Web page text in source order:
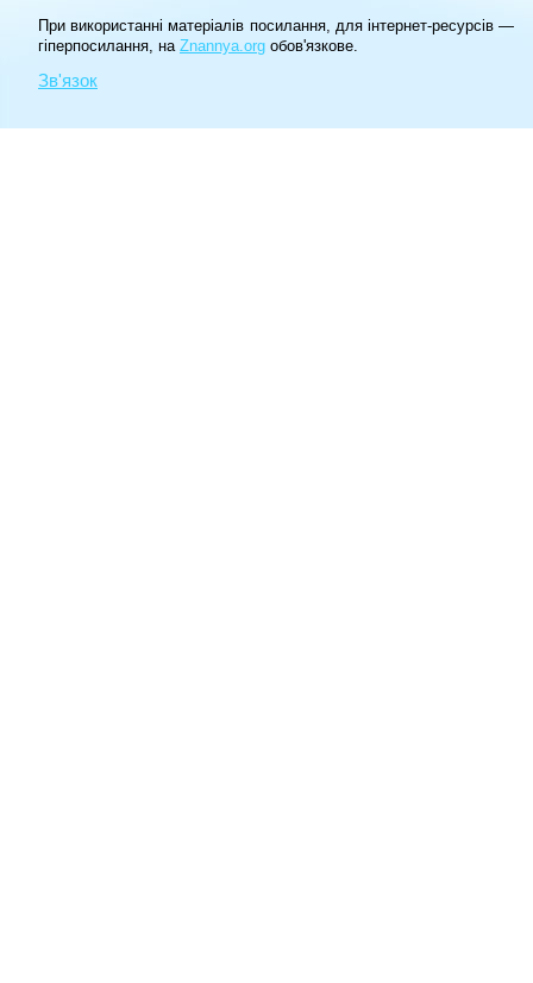
При використанні матеріалів посилання, для інтернет-ресурсів —
гіперпосилання, на Znannya.org обов'язкове.
Зв'язок